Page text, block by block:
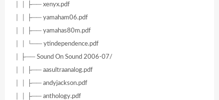
│ │ ├── xenyx.pdf
│ │ ├── yamaham06.pdf
│ │ ├── yamahas80m.pdf
│ │ └── ytindependence.pdf
│ ├── Sound On Sound 2006-07/
│ │ ├── aasultraanalog.pdf
│ │ ├── andyjackson.pdf
│ │ ├── anthology.pdf